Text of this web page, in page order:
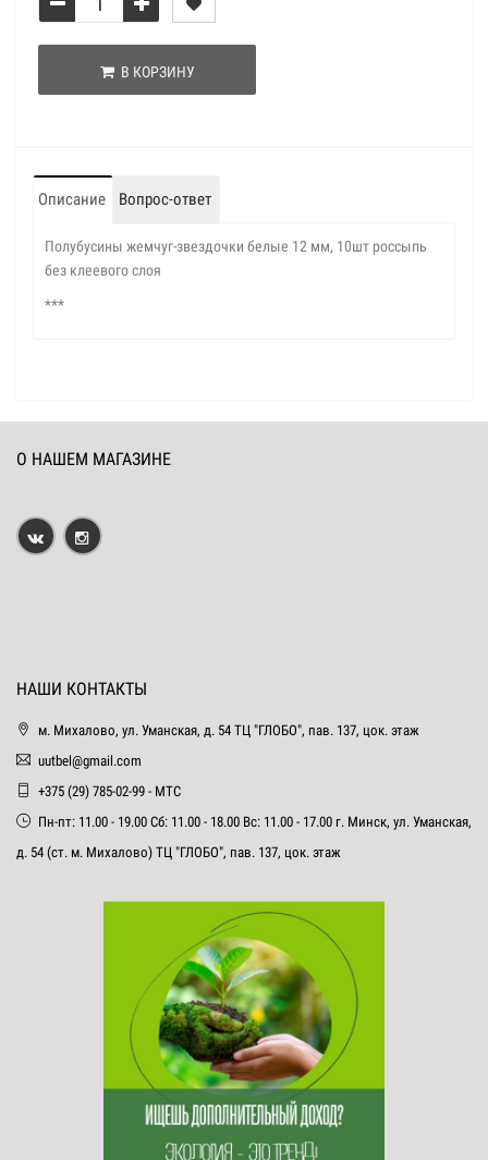
В КОРЗИНУ
Описание Вопрос-ответ
Полубусины жемчуг-звездочки белые 12 мм, 10шт россыпь
без клеевого слоя
***
О НАШЕМ МАГАЗИНЕ
НАШИ КОНТАКТЫ
м. Михалово, ул. Уманская, д. 54 ТЦ "ГЛОБО", пав. 137, цок. этаж
uutbel@gmail.com
+375 (29) 785-02-99 - МТС
Пн-пт: 11.00 - 19.00 Сб: 11.00 - 18.00 Вс: 11.00 - 17.00 г. Минск, ул. Уманская,
д. 54 (ст. м. Михалово) ТЦ "ГЛОБО", пав. 137, цок. этаж